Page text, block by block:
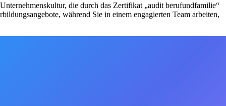
die durch das Zertifikat „audit berufundfamilie“
während Sie in einem engagierten Team arbeiten,